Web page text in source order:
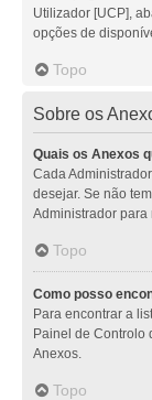
Utilizador [UCP],
opções de
Topo
Sobre os
Quais os Anexos
Cada
desejar. Se não
Administrador para
Topo
Como posso
Para encontrar a
Painel de Controlo
Anexos.
Topo